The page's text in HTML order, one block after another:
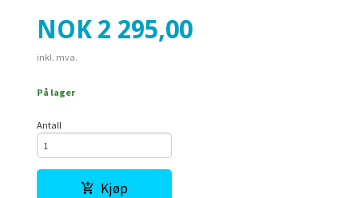
Pris
NOK 2 295,00
inkl. mva.
På lager
Antall
Kjøp